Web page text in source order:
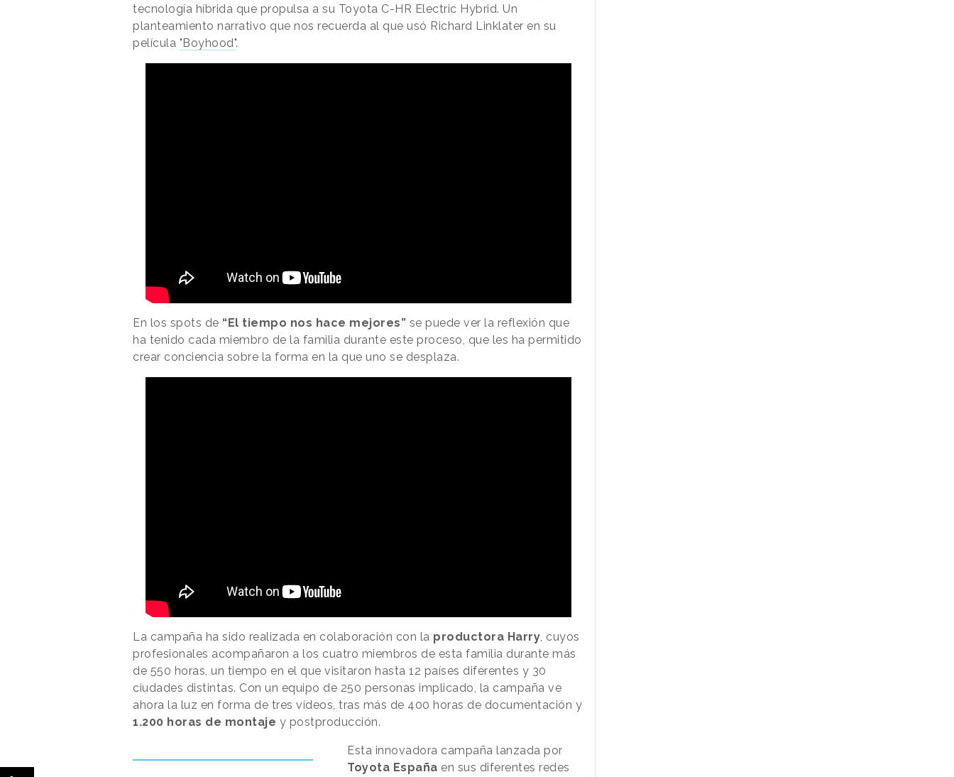
tecnología híbrida que propulsa a su Toyota C-HR Electric Hybrid. Un
planteamiento narrativo que nos recuerda al que usó Richard Linklater en su
película "Boyhood".
En los spots de “El tiempo nos hace mejores” se puede ver la reflexión que
ha tenido cada miembro de la familia durante este proceso, que les ha permitido
crear conciencia sobre la forma en la que uno se desplaza.
La campaña ha sido realizada en colaboración con la productora Harry, cuyos
profesionales acompañaron a los cuatro miembros de esta familia durante más
de 550 horas, un tiempo en el que visitaron hasta 12 países diferentes y 30
ciudades distintas. Con un equipo de 250 personas implicado, la campaña ve
ahora la luz en forma de tres vídeos, tras más de 400 horas de documentación y
1.200 horas de montaje y postproducción.
Esta innovadora campaña lanzada por
Toyota España en sus diferentes redes